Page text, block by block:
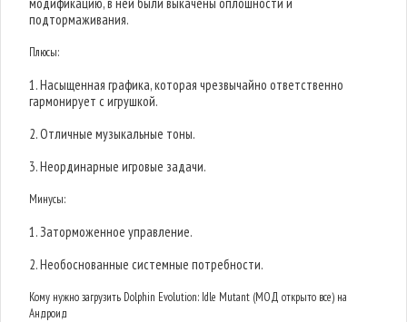
подтормаживания.
Плюсы:
1. Насыщенная графика, которая чрезвычайно ответственно
гармонирует с игрушкой.
2. Отличные музыкальные тоны.
3. Неординарные игровые задачи.
Минусы:
1. Заторможенное управление.
2. Необоснованные системные потребности.
Кому нужно загрузить Dolphin Evolution: Idle Mutant (МОД открыто все) на
Андроид